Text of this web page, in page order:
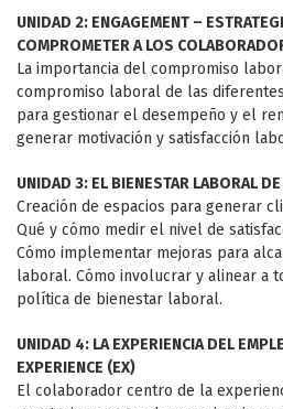
UNIDAD 2: ENGAGEMENT –
COMPROMETER A LOS
La importancia del compromiso
compromiso laboral de las
para gestionar el desempeño y el
generar motivación y satisfacción
UNIDAD 3: EL BIENESTAR LABORAL
Creación de espacios para generar
Qué y cómo medir el nivel de
Cómo implementar mejoras para
laboral. Cómo involucrar y alinear a
política de bienestar laboral.
UNIDAD 4: LA EXPERIENCIA DEL
EXPERIENCE (EX)
El colaborador centro de la